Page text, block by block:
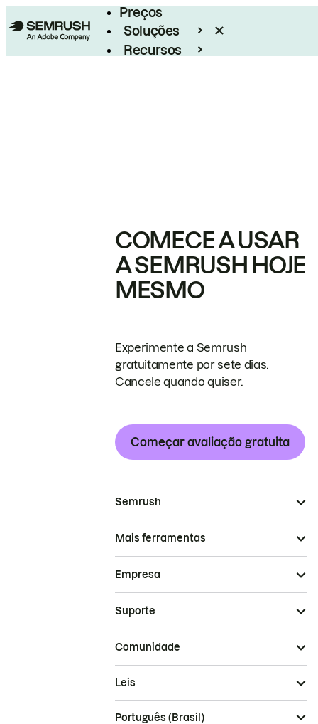
Preços
Soluções
Recursos
COMECE A USAR
A SEMRUSH HOJE
MESMO
Experimente a Semrush
gratuitamente por sete dias.
Cancele quando quiser.
Começar avaliação gratuita
Semrush
Mais ferramentas
Empresa
Suporte
Comunidade
Leis
Português (Brasil)